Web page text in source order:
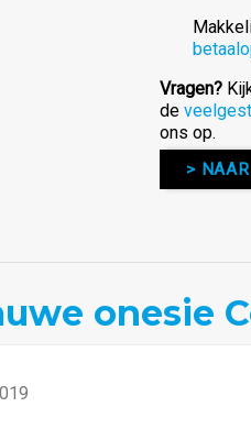
Vragen?
de
ons op.
>
onesie